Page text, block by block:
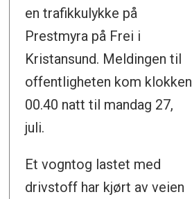
en trafikkulykke på
Prestmyra på Frei i
Kristansund. Meldingen til
offentligheten kom klokken
00.40 natt til mandag 27,
juli.
Et vogntog lastet med
drivstoff har kjørt av veien